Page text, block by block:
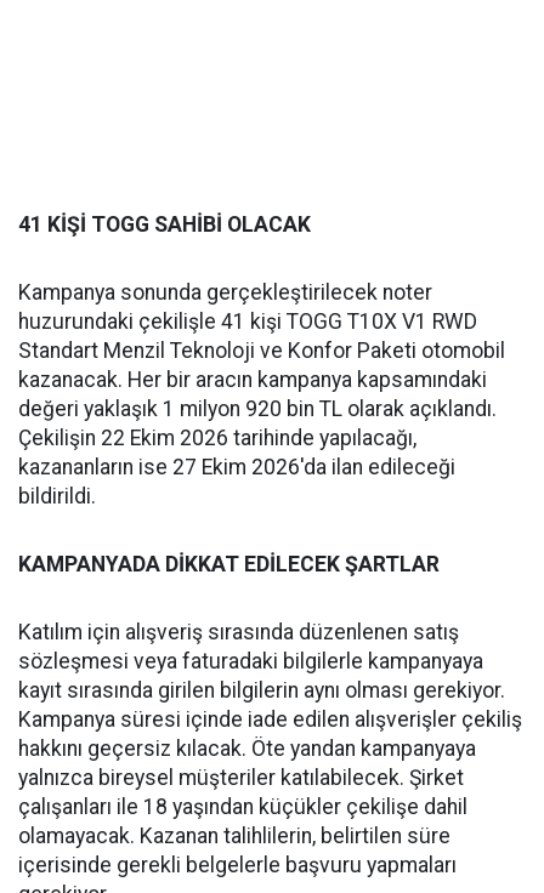
41 KİŞİ TOGG SAHİBİ OLACAK
Kampanya sonunda gerçekleştirilecek noter
huzurundaki çekilişle 41 kişi TOGG T10X V1 RWD
Standart Menzil Teknoloji ve Konfor Paketi otomobil
kazanacak. Her bir aracın kampanya kapsamındaki
değeri yaklaşık 1 milyon 920 bin TL olarak açıklandı.
Çekilişin 22 Ekim 2026 tarihinde yapılacağı,
kazananların ise 27 Ekim 2026'da ilan edileceği
bildirildi.
KAMPANYADA DİKKAT EDİLECEK ŞARTLAR
Katılım için alışveriş sırasında düzenlenen satış
sözleşmesi veya faturadaki bilgilerle kampanyaya
kayıt sırasında girilen bilgilerin aynı olması gerekiyor.
Kampanya süresi içinde iade edilen alışverişler çekiliş
hakkını geçersiz kılacak. Öte yandan kampanyaya
yalnızca bireysel müşteriler katılabilecek. Şirket
çalışanları ile 18 yaşından küçükler çekilişe dahil
olamayacak. Kazanan talihlilerin, belirtilen süre
içerisinde gerekli belgelerle başvuru yapmaları